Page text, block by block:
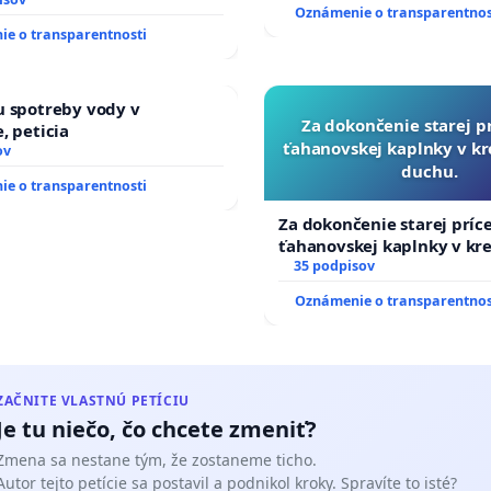
toto šialenstvo ak ho nezastavite vy, zastavíme ho mi
mysle
aby sa pridali aj ostatní k tejto výzve
všetkým odvážnym a čestným ľuďom čo sa pridajú
na riešenie zanedbaného
o transparentnosti
Oznámenie o
spotreby vody v
peticia
o transparentnosti
Za dokončenie starej
ťahanovskej kaplnky v
duchu.
Za dokončenie starej
ťahanovskej kaplnky v
duchu.
35 podpisov
Oznámenie o
VLASTNÚ PETÍCIU
tu niečo, čo chcete zmeniť?
sa nestane tým, že zostaneme ticho.
tejto petície sa postavil a podnikol kroky. Spravíte to isté?